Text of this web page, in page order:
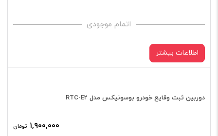
اتمام موجودی
اطلاعات بیشتر
دوربین ثبت وقایع خودرو بوسونیکس مدل RTC-E2
۱,۹۰۰,۰۰۰ تومان